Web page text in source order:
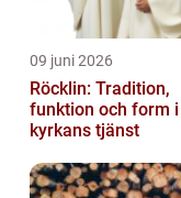
09 juni 2026
Röcklin: Tradition,
funktion och form i
kyrkans tjänst